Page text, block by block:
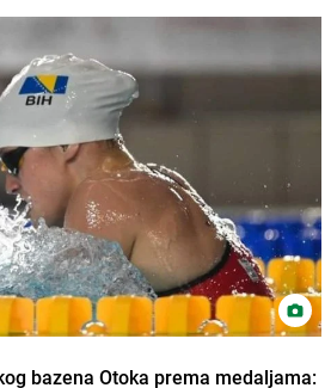
bazena Otoka prema medaljama: